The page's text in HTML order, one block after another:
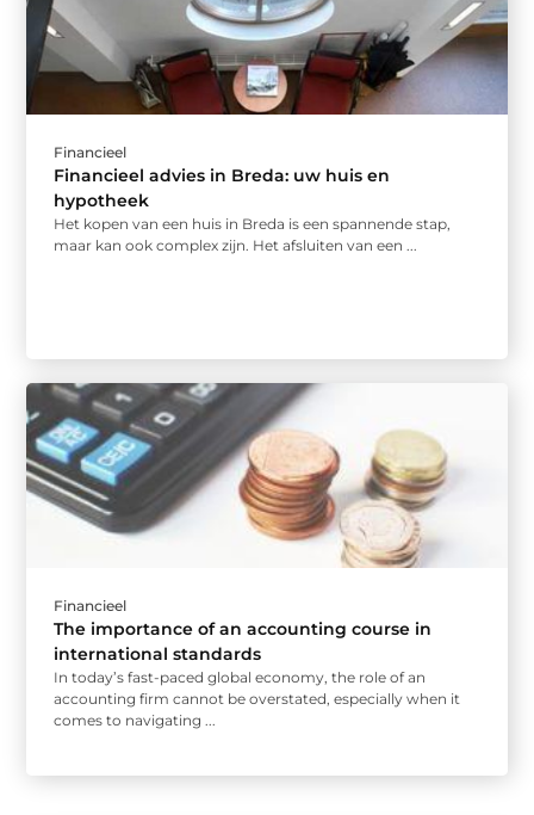
Financieel
Financieel advies in Breda: uw huis en
hypotheek
Het kopen van een huis in Breda is een spannende stap,
maar kan ook complex zijn. Het afsluiten van een ...
Financieel
The importance of an accounting course in
international standards
In today’s fast-paced global economy, the role of an
accounting firm cannot be overstated, especially when it
comes to navigating ...